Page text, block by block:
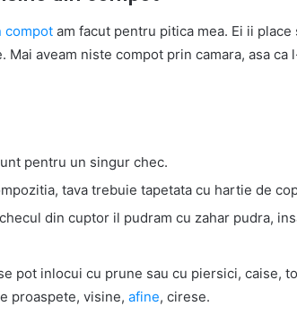
compot am facut pentru pitica mea. Ei ii
Mai aveam niste compot prin camara, asa ca
pentru un singur chec.
tava trebuie tapetata cu hartie de
din cuptor il pudram cu zahar pudra,
pot inlocui cu prune sau cu piersici, caise,
proaspete, visine, afine, cirese.